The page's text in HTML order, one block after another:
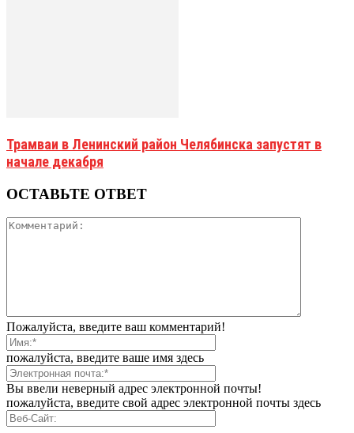
Трамваи в Ленинский район Челябинска запустят в
начале декабря
ОСТАВЬТЕ ОТВЕТ
Пожалуйста, введите ваш комментарий!
пожалуйста, введите ваше имя здесь
Вы ввели неверный адрес электронной почты!
пожалуйста, введите свой адрес электронной почты здесь